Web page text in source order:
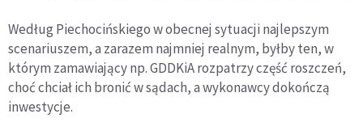
Według Piechocińskiego w obecnej sytuacji najlepszym
scenariuszem, a zarazem najmniej realnym, byłby ten, w
którym zamawiający np. GDDKiA rozpatrzy część roszczeń,
choć chciał ich bronić w sądach, a wykonawcy dokończą
inwestycje.